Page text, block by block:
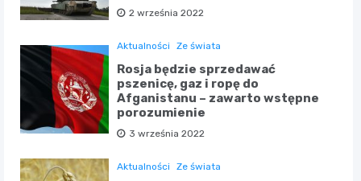
2 września 2022
Aktualności Ze świata
Rosja będzie sprzedawać
pszenicę, gaz i ropę do
Afganistanu – zawarto wstępne
porozumienie
3 września 2022
Aktualności Ze świata